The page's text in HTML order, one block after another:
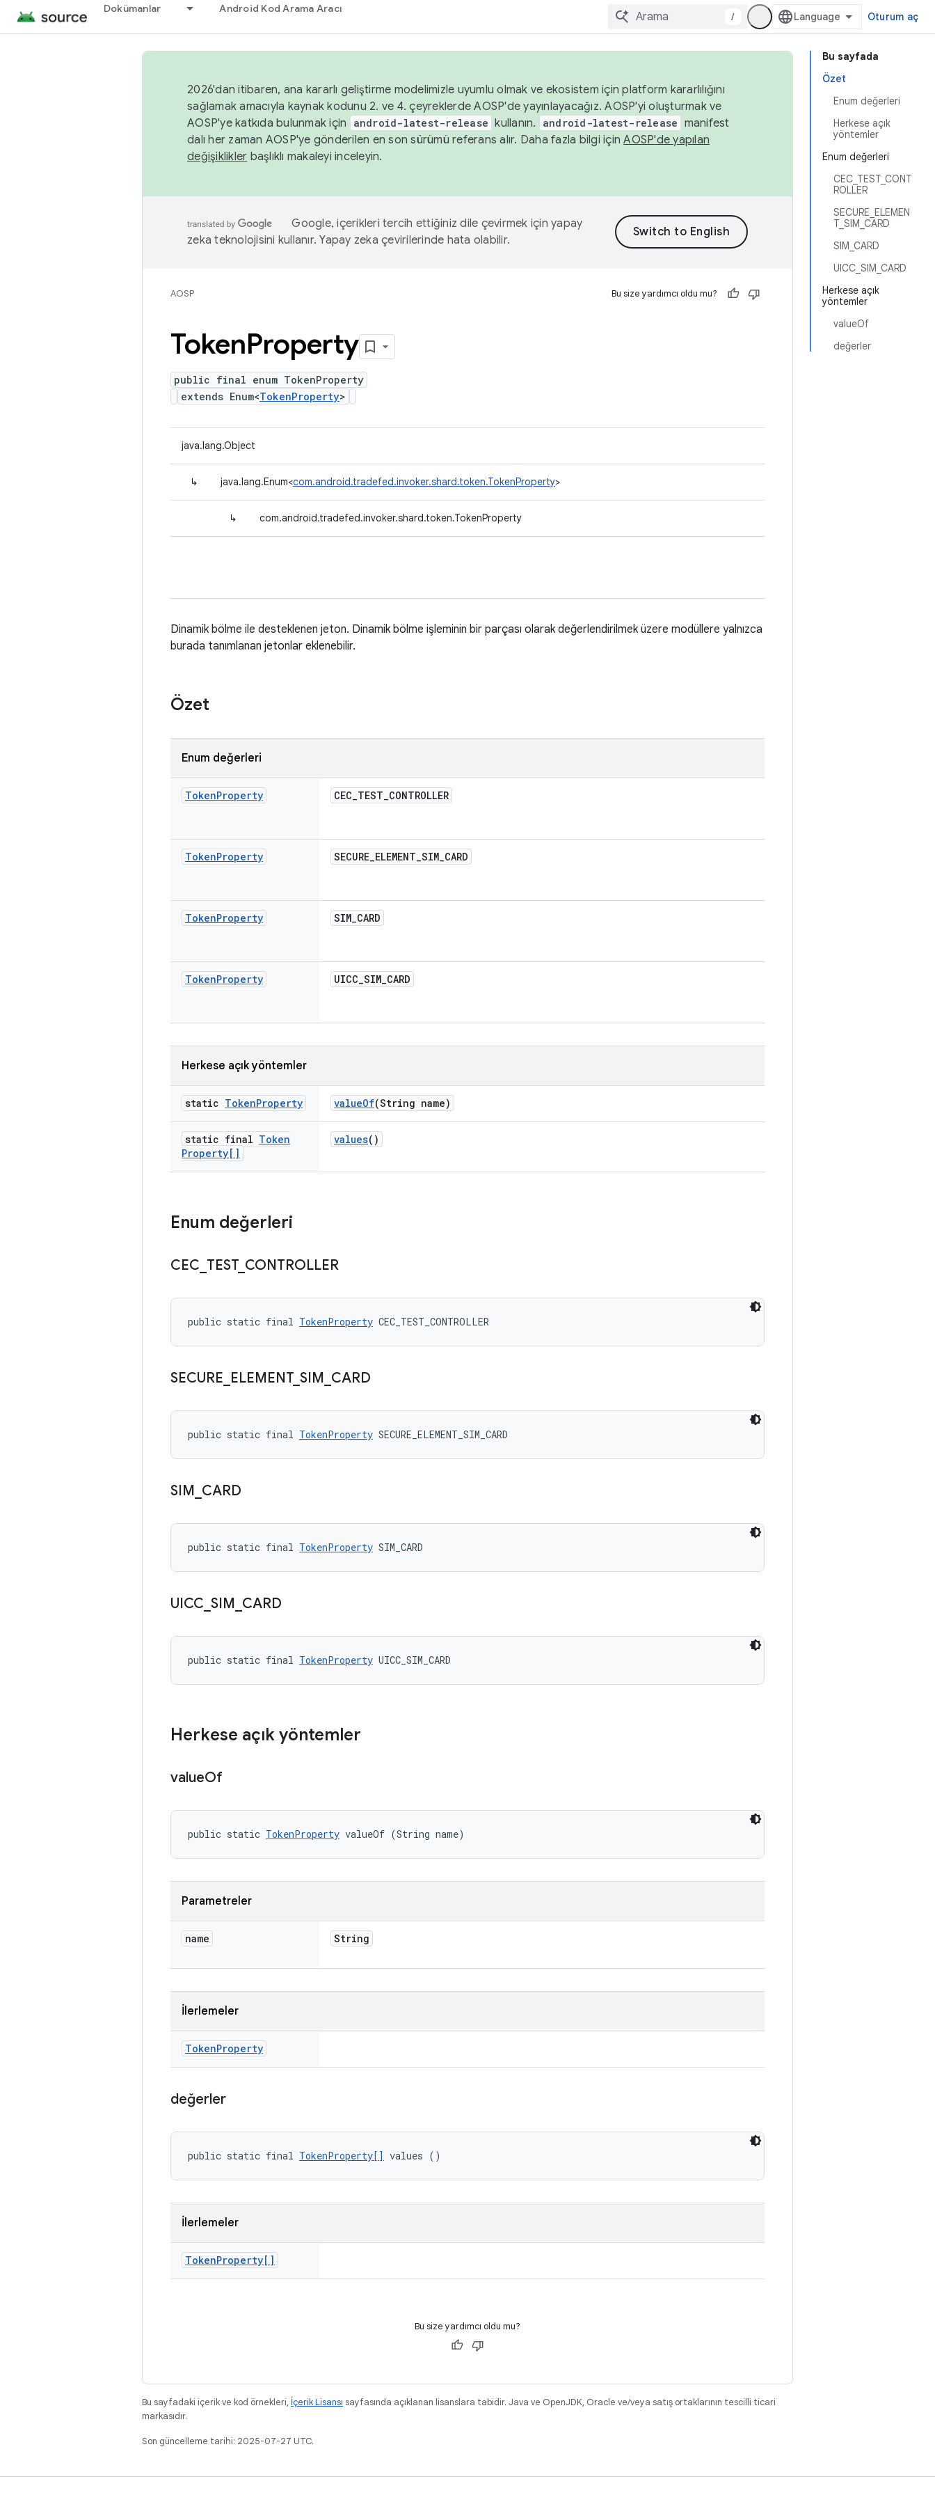
Dokümanlar Android Kod Arama Aracı
/ Oturum aç
Bu sayfada
Özet
Enum değerleri
Herkese açık
yöntemler
Enum değerleri
CEC_TEST_CONT
ROLLER
SECURE_ELEMEN
T_SIM_CARD
SIM_CARD
UICC_SIM_CARD
Herkese açık
yöntemler
valueOf
değerler
2026'dan itibaren, ana kararlı geliştirme modelimizle uyumlu olmak ve ekosistem için platform kararlılığını
sağlamak amacıyla kaynak kodunu 2. ve 4. çeyreklerde AOSP'de yayınlayacağız. AOSP'yi oluşturmak ve
AOSP'ye katkıda bulunmak için
android-latest-release kullanın. android-latest-release manifest
dalı her zaman AOSP'ye gönderilen en son sürümü referans alır. Daha fazla bilgi içinAOSP'de yapılan
değişiklikler başlıklı makaleyi inceleyin.
Google, içerikleri tercih ettiğiniz dile çevirmek için yapay
zeka teknolojisini kullanır. Yapay zeka çevirilerinde hata olabilir.
AOSP Bu size yardımcı oldu mu?
TokenProperty
public final enum TokenProperty
extends Enum<TokenProperty>
java.lang.Object
↳ java.lang.Enum<com.android.tradefed.invoker.shard.token.TokenProperty>
↳ com.android.tradefed.invoker.shard.token.TokenProperty
Dinamik bölme ile desteklenen jeton. Dinamik bölme işleminin bir parçası olarak değerlendirilmek üzere modüllere yalnızca
burada tanımlanan jetonlar eklenebilir.
Özet
Enum değerleri
TokenProperty CEC_TEST_CONTROLLER
TokenProperty SECURE_ELEMENT_SIM_CARD
TokenProperty SIM_CARD
TokenProperty UICC_SIM_CARD
Herkese açık yöntemler
static TokenProperty valueOf(String name)
static final Token
Property[]
values()
Enum değerleri
CEC TEST_ CONTROLLER
public static final TokenProperty CEC_TEST_CONTROLLER
SECURE ELEMENT_ SIM CARD
public static final TokenProperty SECURE_ELEMENT_SIM_CARD
SIM CARD
public static final TokenProperty SIM_CARD
UICC SIM CARD
public static final TokenProperty UICC_SIM_CARD
Herkese açık yöntemler
valueOf
public static TokenProperty valueOf (String name)
Parametreler
name String
İlerlemeler
TokenProperty
değerler
public static final TokenProperty[] values ()
İlerlemeler
TokenProperty[]
Bu size yardımcı oldu mu?
Bu sayfadaki içerik ve kod örnekleri, İçerik Lisansı sayfasında açıklanan lisanslara tabidir. Java ve OpenJDK, Oracle ve/veya satış ortaklarının tescilli ticari
markasıdır.
Son güncelleme tarihi: 2025-07-27 UTC.